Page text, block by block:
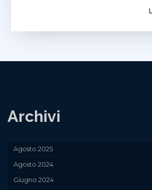
Archivi
Agosto 2025
Agosto 2024
Giugno 2024